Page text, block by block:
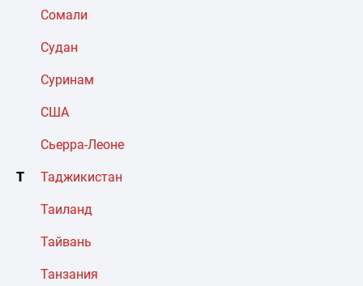
Сомали
Судан
Суринам
США
Сьерра-Леоне
Т Таджикистан
Таиланд
Тайвань
Танзания